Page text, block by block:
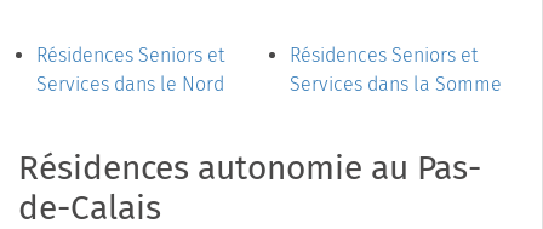
Résidences Seniors et
Services dans le Nord
Résidences Seniors et
Services dans la Somme
Résidences autonomie au Pas-
de-Calais